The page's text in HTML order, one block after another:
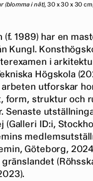
(blomma i nät), 30 x 30 x 30
(f. 1989) har en
Kungl.
i
Högskola
utforskar
form, struktur och
Senaste
(Galleri ID:i,
Göteborg,